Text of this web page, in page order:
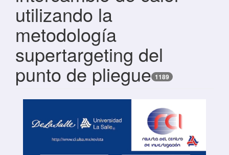
utilizando la
metodología
supertargeting del
punto de pliegue 1189
Barra lateral del artículo